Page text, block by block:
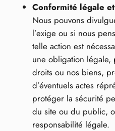
Conformité légale
Nous pouvons
l’exige ou si nous
telle action est
une obligation
droits ou nos biens,
d’éventuels actes
protéger la sécurité
du site ou du public,
responsabilité légale.